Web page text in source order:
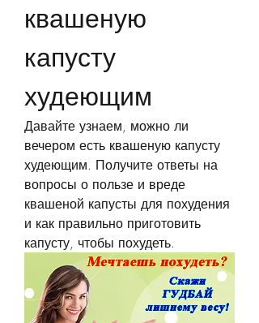
квашеную
капусту
худеющим
Давайте узнаем, можно ли
вечером есть квашеную капусту
худеющим. Получите ответы на
вопросы о пользе и вреде
квашеной капусты для похудения
и как правильно приготовить
капусту, чтобы похудеть.